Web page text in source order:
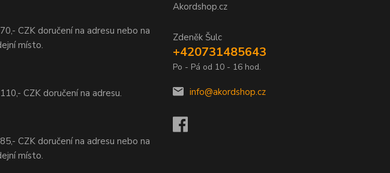
CZK doručení na adresu nebo na
místo.
CZK doručení na adresu.
CZK doručení na adresu nebo na
místo.
Akordshop.cz
Zdeněk Šulc
+420731485643
Po - Pá od 10 - 16 hod.
info@akordshop.cz